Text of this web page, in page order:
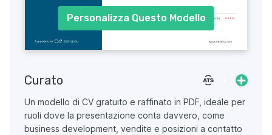
Personalizza Questo Modello
Curato
Un modello di CV gratuito e raffinato in PDF, ideale per
ruoli dove la presentazione conta davvero, come
business development, vendite e posizioni a contatto